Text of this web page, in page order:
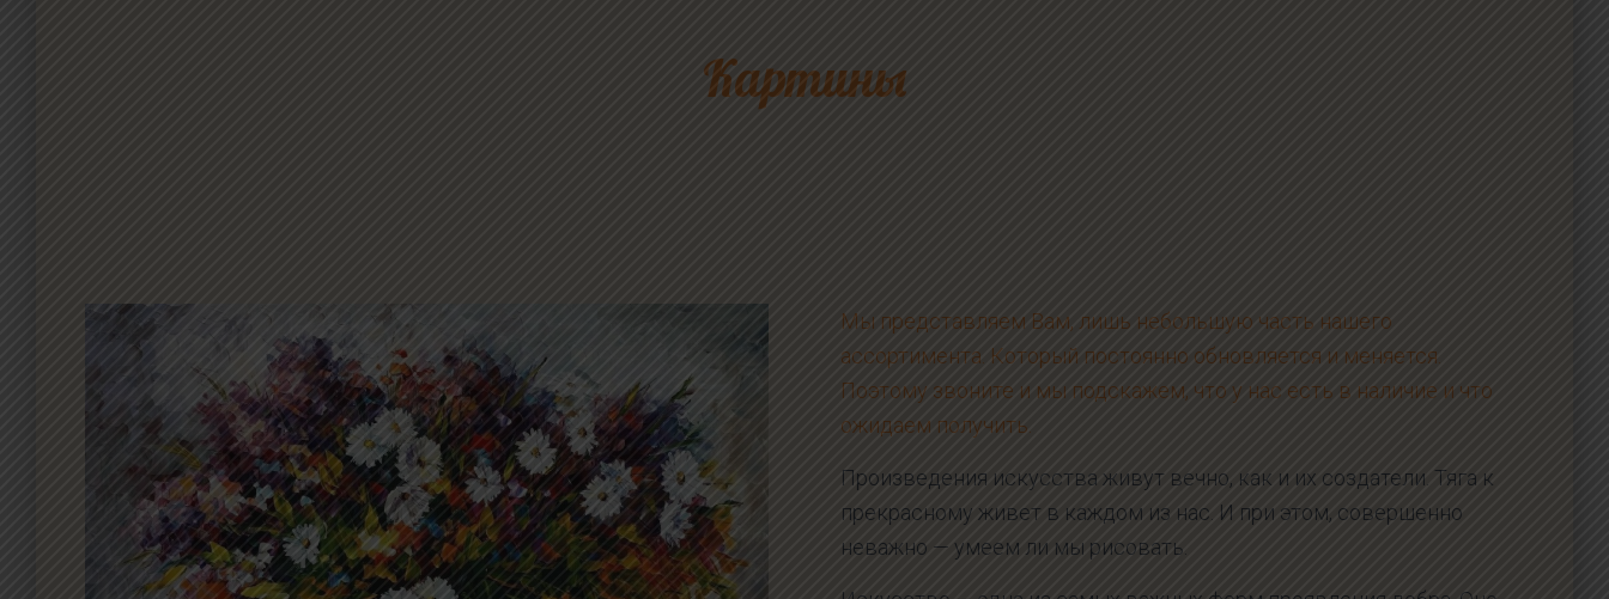
Картины
Мы представляем Вам, лишь небольшую часть нашего
ассортимента. Который постоянно обновляется и меняется.
Поэтому звоните и мы подскажем, что у нас есть в наличие и что
ожидаем получить.
Произведения искусства живут вечно, как и их создатели. Тяга к
прекрасному живет в каждом из нас. И при этом, совершенно
неважно — умеем ли мы рисовать.